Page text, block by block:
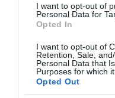
I want to opt-out of
Personal Data for
Opted In
I want to opt-out of
Retention, Sale,
Personal Data that
Purposes for which
Opted Out
Οι άνθρωποι,
το
ΓΙΑ ΤΟ